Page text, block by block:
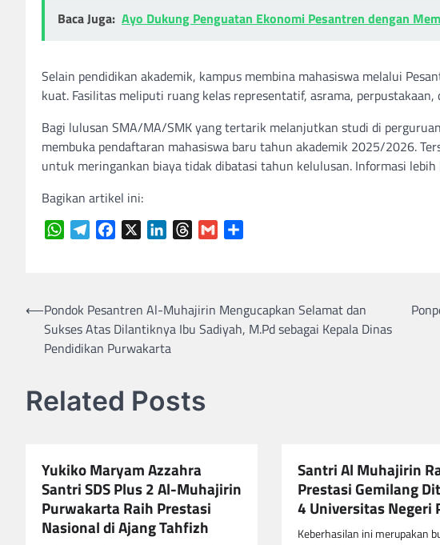
Baca Juga: Ayo Dukung Penguatan Ekonomi Pesantren dengan
Selain pendidikan akademik, kampus membina mahasiswa melalui
kuat. Fasilitas meliputi ruang kelas representatif, asrama,
Bagi lulusan SMA/MA/SMK yang tertarik melanjutkan studi di
membuka pendaftaran mahasiswa baru tahun akademik 2025/2026.
untuk meringankan biaya tidak dibatasi tahun kelulusan. Informasi
Bagikan artikel ini:
WhatsAppTelegramFacebook LinkedInThreads
Gmail
Navigasi
pos
⟵Pondok Pesantren Al-Muhajirin Mengucapkan Selamat dan
Sukses Atas Dilantiknya Ibu Sadiyah, M.Pd sebagai Kepala Dinas
Pendidikan Purwakarta
Related Posts
Yukiko Maryam Azzahra
Santri SDS Plus 2 Al-Muhajirin
Purwakarta Raih Prestasi
Nasional di Ajang Tahfizh
Santri Al Muhajirin
Prestasi Gemilang
4 Universitas Negeri
Keberhasilan ini merupakan